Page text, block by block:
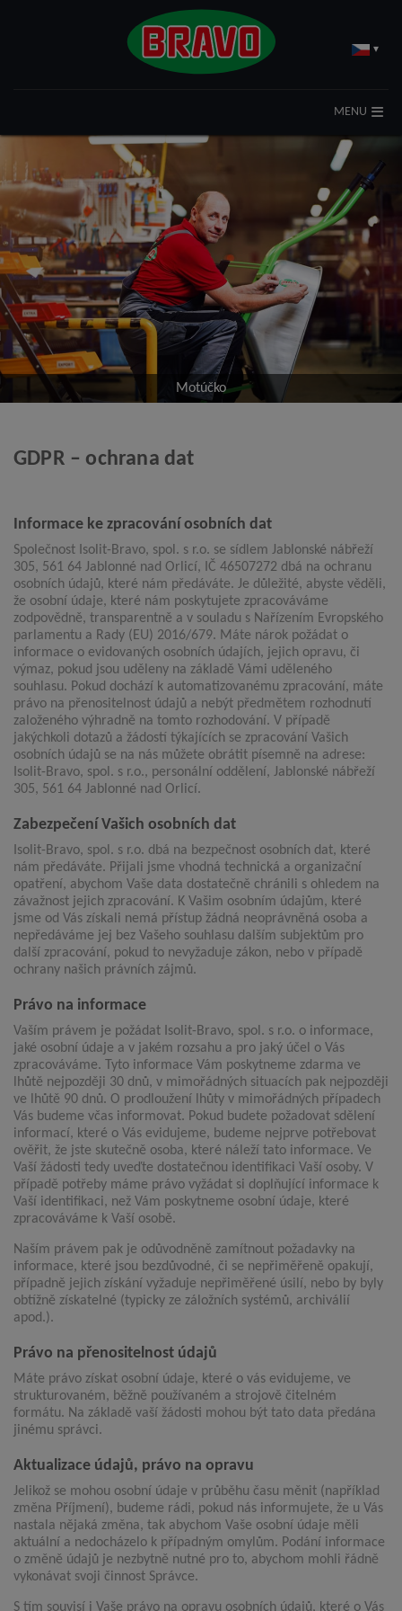
▾
MENU
Motúčko
GDPR – ochrana dat
Informace ke zpracování osobních dat
Společnost Isolit-Bravo, spol. s r.o. se sídlem Jablonské nábřeží
305, 561 64 Jablonné nad Orlicí, IČ 46507272 dbá na ochranu
osobních údajů, které nám předáváte. Je důležité, abyste věděli,
že osobní údaje, které nám poskytujete zpracováváme
zodpovědně, transparentně a v souladu s Nařízením Evropského
parlamentu a Rady (EU) 2016/679. Máte nárok požádat o
informace o evidovaných osobních údajích, jejich opravu, či
výmaz, pokud jsou uděleny na základě Vámi uděleného
souhlasu. Pokud dochází k automatizovanému zpracování, máte
právo na přenositelnost údajů a nebýt předmětem rozhodnutí
založeného výhradně na tomto rozhodování. V případě
jakýchkoli dotazů a žádostí týkajících se zpracování Vašich
osobních údajů se na nás můžete obrátit písemně na adrese:
Isolit-Bravo, spol. s r.o., personální oddělení, Jablonské nábřeží
305, 561 64 Jablonné nad Orlicí.
Zabezpečení Vašich osobních dat
Isolit-Bravo, spol. s r.o. dbá na bezpečnost osobních dat, které
nám předáváte. Přijali jsme vhodná technická a organizační
opatření, abychom Vaše data dostatečně chránili s ohledem na
závažnost jejich zpracování. K Vašim osobním údajům, které
jsme od Vás získali nemá přístup žádná neoprávněná osoba a
nepředáváme jej bez Vašeho souhlasu dalším subjektům pro
další zpracování, pokud to nevyžaduje zákon, nebo v případě
ochrany našich právních zájmů.
Právo na informace
Vaším právem je požádat Isolit-Bravo, spol. s r.o. o informace,
jaké osobní údaje a v jakém rozsahu a pro jaký účel o Vás
zpracováváme. Tyto informace Vám poskytneme zdarma ve
lhůtě nejpozději 30 dnů, v mimořádných situacích pak nejpozději
ve lhůtě 90 dnů. O prodloužení lhůty v mimořádných případech
Vás budeme včas informovat. Pokud budete požadovat sdělení
informací, které o Vás evidujeme, budeme nejprve potřebovat
ověřit, že jste skutečně osoba, které náleží tato informace. Ve
Vaší žádosti tedy uveďte dostatečnou identifikaci Vaší osoby. V
případě potřeby máme právo vyžádat si doplňující informace k
Vaší identifikaci, než Vám poskytneme osobní údaje, které
zpracováváme k Vaší osobě.
Naším právem pak je odůvodněně zamítnout požadavky na
informace, které jsou bezdůvodné, či se nepřiměřeně opakují,
případně jejich získání vyžaduje nepřiměřené úsilí, nebo by byly
obtížně získatelné (typicky ze záložních systémů, archiválií
apod.).
Právo na přenositelnost údajů
Máte právo získat osobní údaje, které o vás evidujeme, ve
strukturovaném, běžně používaném a strojově čitelném
formátu. Na základě vaší žádosti mohou být tato data předána
jinému správci.
Aktualizace údajů, právo na opravu
Jelikož se mohou osobní údaje v průběhu času měnit (například
změna Příjmení), budeme rádi, pokud nás informujete, že u Vás
nastala nějaká změna, tak abychom Vaše osobní údaje měli
aktuální a nedocházelo k případným omylům. Podání informace
o změně údajů je nezbytně nutné pro to, abychom mohli řádně
vykonávat svoji činnost Správce.
S tím souvisí i Vaše právo na opravu osobních údajů, které o Vás